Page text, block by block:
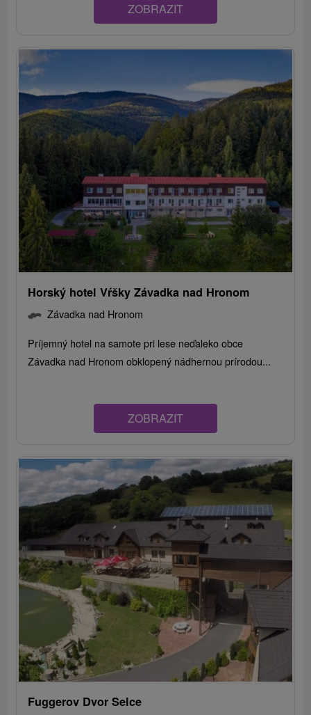
ZOBRAZIT
Horský hotel Vŕšky Závadka nad Hronom
Závadka nad Hronom
Príjemný hotel na samote pri lese neďaleko obce
Závadka nad Hronom obklopený nádhernou prírodou...
ZOBRAZIT
Fuggerov Dvor Selce